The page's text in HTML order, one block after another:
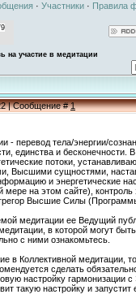
· Участники · Правила
на участие в медитации
| Сообщение #1
перевод тела/энергии/
единства и бесконечности.
потоки,
Высшими сущностями,
и энергетические
мере на этом сайте), контроль
Высшие Силы
медитации ее Ведущий
в которой могут
с ними ознакомьтесь.
в Коллективной медитации,
сделать
настройку гармонизации
такую настройку и